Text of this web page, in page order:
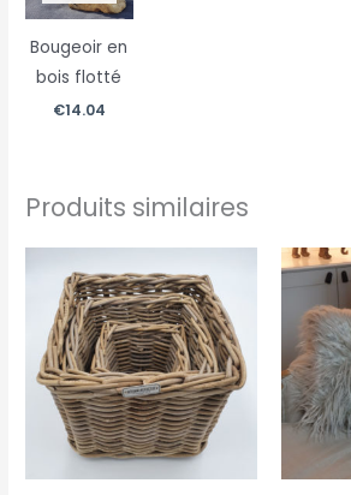
Bougeoir en
bois flotté
€14.04
Produits similaires